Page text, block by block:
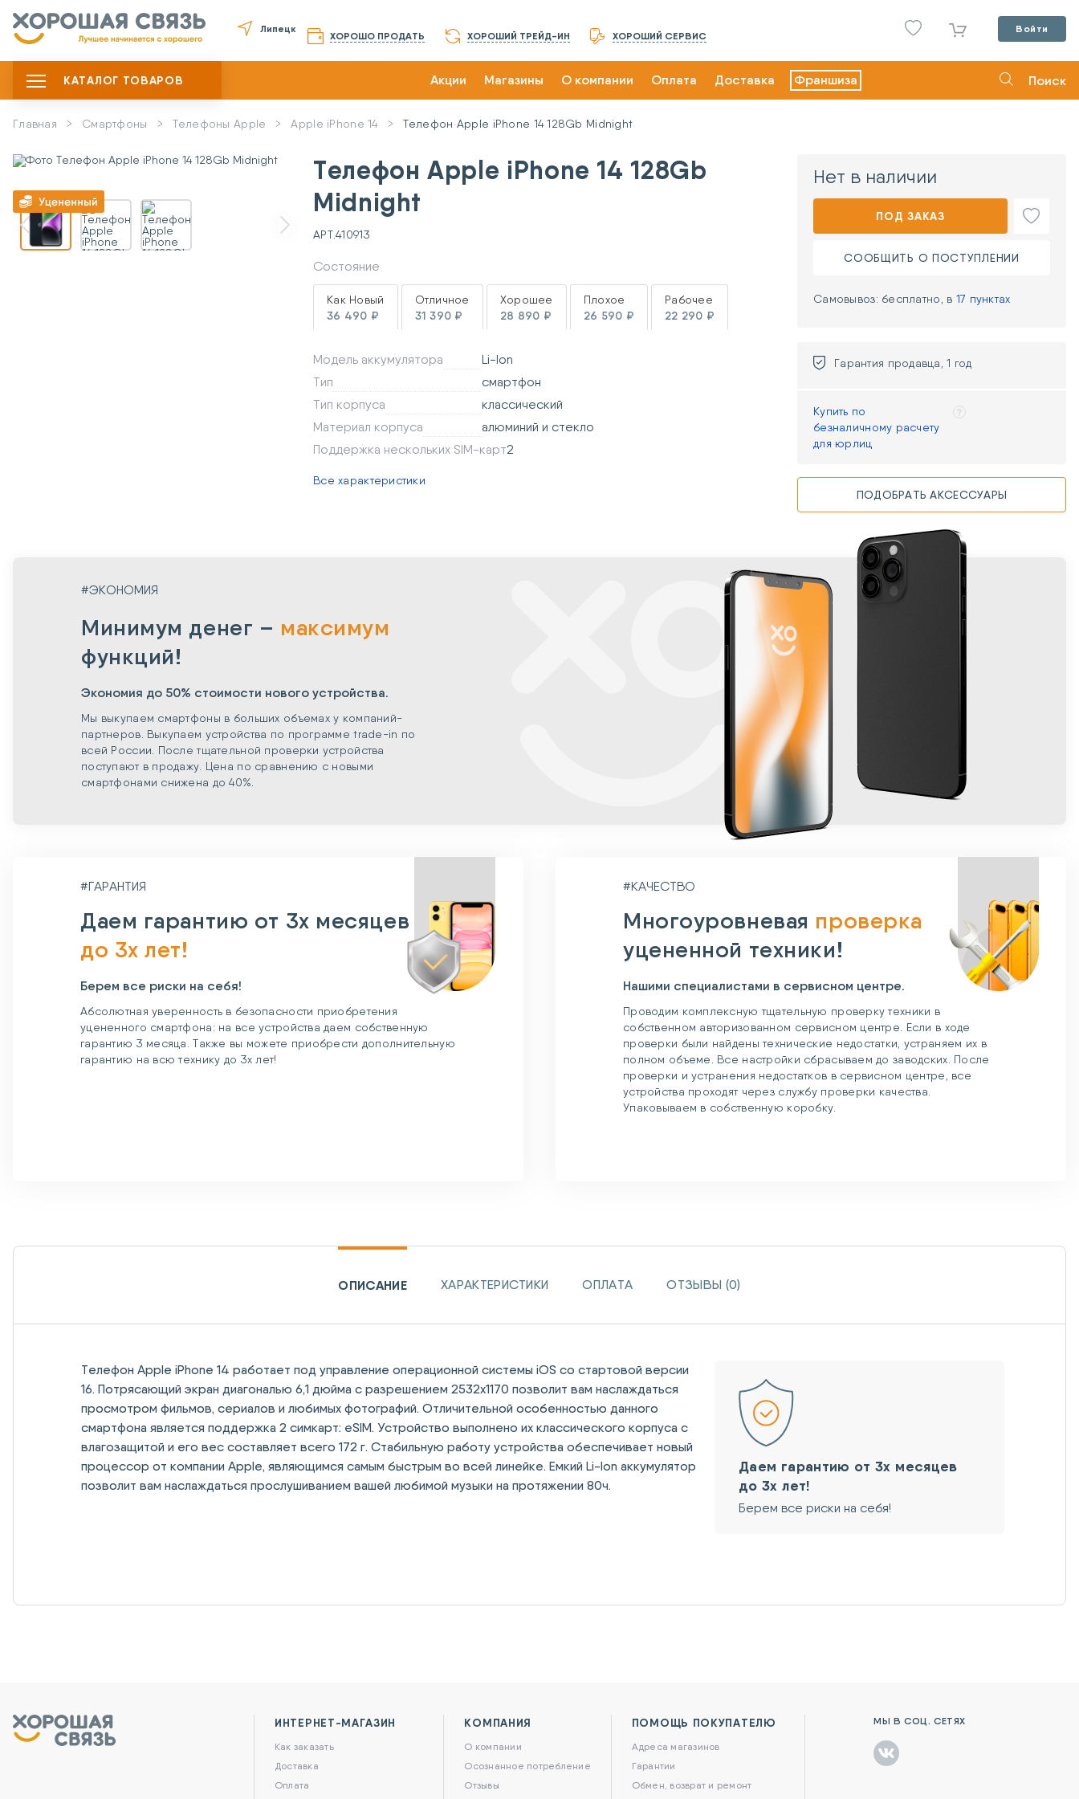
Липецк
ХОРОШО ПРОДАТЬ ХОРОШИЙ ТРЕЙД-ИН ХОРОШИЙ СЕРВИС
Войти
КАТАЛОГ ТОВАРОВ Акции Магазины О компании Оплата Доставка Франшиза Поиск
Главная Смартфоны Телефоны Apple Apple iPhone 14 Телефон Apple iPhone 14 128Gb Midnight
Телефон Apple iPhone 14 128Gb
Midnight
АРТ.410913
Состояние
Как Новый
36 490 ₽
Отличное
31 390 ₽
Хорошее
28 890 ₽
Плохое
26 590 ₽
Рабочее
22 290 ₽
Модель аккумулятора
Li-Ion
Тип
смартфон
Тип корпуса
классический
Материал корпуса
алюминий и стекло
Поддержка нескольких SIM-карт2
Все характеристики
Нет в наличии
ПОД ЗАКАЗ
СООБЩИТЬ О ПОСТУПЛЕНИИ
Самовывоз: бесплатно, в 17 пунктах
Гарантия продавца, 1 год
Купить по
безналичному расчету
для юрлиц
ПОДОБРАТЬ АКСЕССУАРЫ
#ЭКОНОМИЯ
Минимум денег – максимум
функций!
Экономия до 50% стоимости нового устройства.
Мы выкупаем смартфоны в больших объемах у компаний-
партнеров. Выкупаем устройства по программе trade-in по
всей России. После тщательной проверки устройства
поступают в продажу. Цена по сравнению с новыми
смартфонами снижена до 40%.
#ГАРАНТИЯ
Даем гарантию от 3х месяцев
до 3х лет!
Берем все риски на себя!
Абсолютная уверенность в безопасности приобретения
уцененного смартфона: на все устройства даем собственную
гарантию 3 месяца. Также вы можете приобрести дополнительную
гарантию на всю технику до 3х лет!
#КАЧЕСТВО
Многоуровневая проверка
уцененной техники!
Нашими специалистами в сервисном центре.
Проводим комплексную тщательную проверку техники в
собственном авторизованном сервисном центре. Если в ходе
проверки были найдены технические недостатки, устраняем их в
полном объеме. Все настройки сбрасываем до заводских. После
проверки и устранения недостатков в сервисном центре, все
устройства проходят через службу проверки качества.
Упаковываем в собственную коробку.
ОПИСАНИЕ ХАРАКТЕРИСТИКИ ОПЛАТА ОТЗЫВЫ (0)
Телефон Apple iPhone 14 работает под управление операционной системы iOS со стартовой версии
16. Потрясающий экран диагональю 6,1 дюйма с разрешением 2532х1170 позволит вам наслаждаться
просмотром фильмов, сериалов и любимых фотографий. Отличительной особенностью данного
смартфона является поддержка 2 симкарт: eSIM. Устройство выполнено их классического корпуса с
влагозащитой и его вес составляет всего 172 г. Стабильную работу устройства обеспечивает новый
процессор от компании Apple, являющимся самым быстрым во всей линейке. Емкий Li-Ion аккумулятор
позволит вам наслаждаться прослушиванием вашей любимой музыки на протяжении 80ч.
Даем гарантию от 3х месяцев
до 3х лет!
Берем все риски на себя!
ИНТЕРНЕТ-МАГАЗИН
Как заказать
Доставка
Оплата
КОМПАНИЯ
О компании
Осознанное потребление
Отзывы
ПОМОЩЬ ПОКУПАТЕЛЮ
Адреса магазинов
Гарантии
Обмен, возврат и ремонт
МЫ В СОЦ. СЕТЯХ